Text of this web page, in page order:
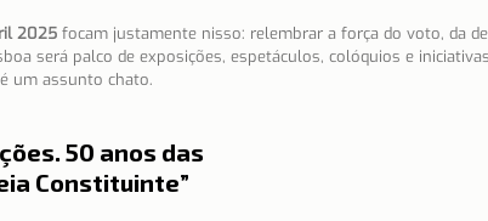
2025 focam justamente nisso: relembrar a força do voto, da
será palco de exposições, espetáculos, colóquios e
um assunto chato.
50 anos das
Constituinte”